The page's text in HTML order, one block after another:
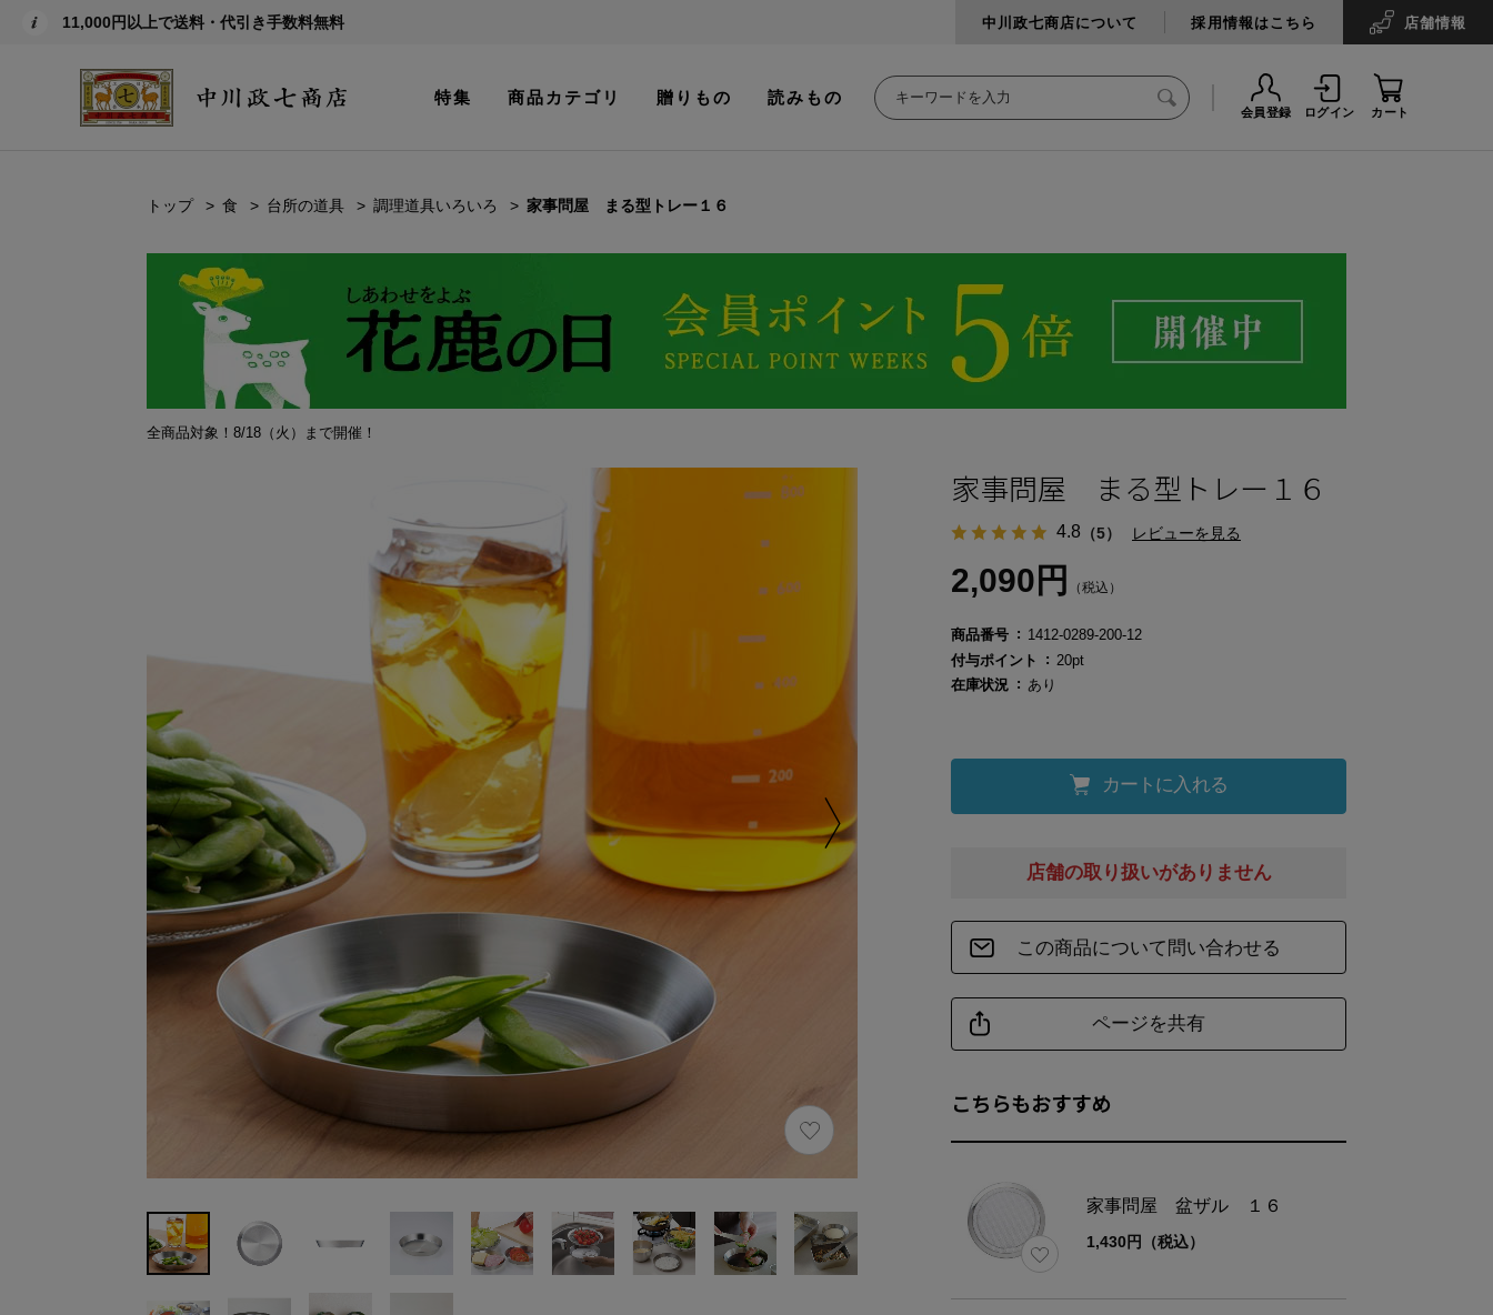
11,000円以上で送料・代引き手数料無料 中川政七商店について 採用情報はこちら 店舗情報
特集 商品カテゴリ 贈りもの 読みもの
会員登録 ログイン カート
トップ 食 台所の道具 調理道具いろいろ 家事問屋 まる型トレー１６
全商品対象！8/18（火）まで開催！
家事問屋 まる型トレー１６
4.8 （5） レビューを見る
2,090円 （税込）
商品番号
1412-0289-200-12
付与ポイント
20pt
在庫状況
あり
カートに入れる
こちらもおすすめ
家事問屋 盆ザル １６
1,430円（税込）
この商品について問い合わせる
ページを共有
店舗の取り扱いがありません